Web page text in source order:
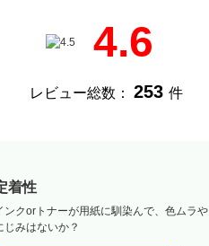
4.6
レビュー総数： 253 件
着性
ンクorトナーが用紙に馴染んで、色ムラや
じみはないか？